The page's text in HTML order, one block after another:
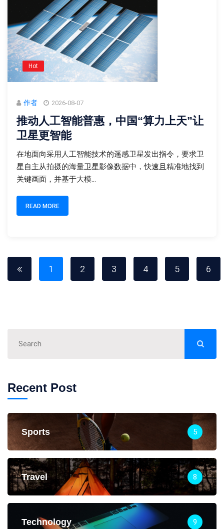
Hot
作者 2026-08-07
推动人工智能普惠，中国“算力上天”让
卫星更智能
在地面向采用人工智能技术的遥感卫星发出指令，要求卫
星自主从拍摄的海量卫星影像数据中，快速且精准地找到
关键画面，并基于大模...
READ MORE
1 2 3 4 5 6
Recent Post
Sports 5
Travel 8
Technology 9